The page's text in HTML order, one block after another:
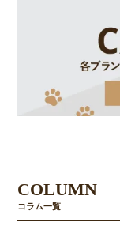
COLUMN
コラム一覧